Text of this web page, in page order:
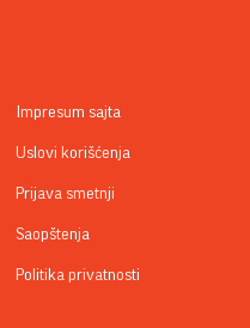
Impresum sajta
Uslovi korišćenja
Prijava smetnji
Saopštenja
Politika privatnosti